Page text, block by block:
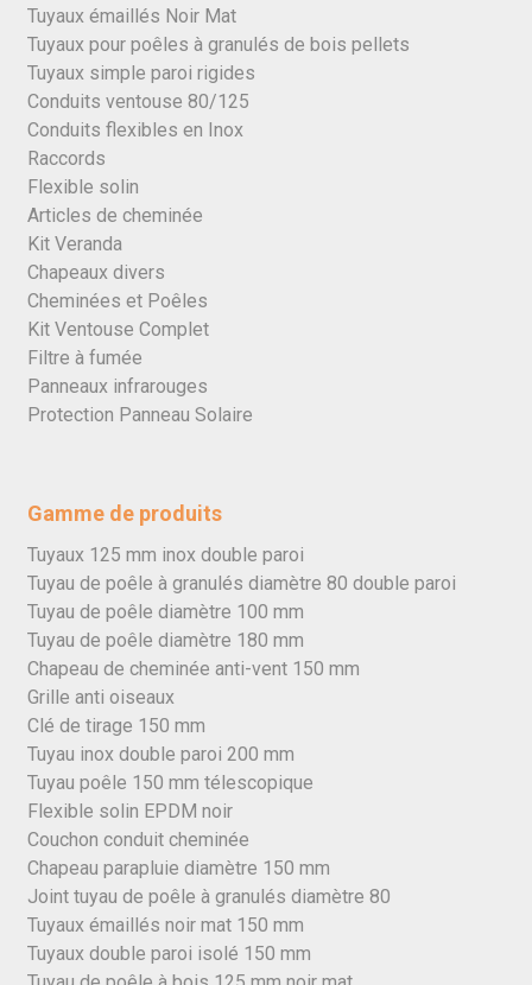
Tuyaux émaillés Noir Mat
Tuyaux pour poêles à granulés de bois pellets
Tuyaux simple paroi rigides
Conduits ventouse 80/125
Conduits flexibles en Inox
Raccords
Flexible solin
Articles de cheminée
Kit Veranda
Chapeaux divers
Cheminées et Poêles
Kit Ventouse Complet
Filtre à fumée
Panneaux infrarouges
Protection Panneau Solaire
Gamme de produits
Tuyaux 125 mm inox double paroi
Tuyau de poêle à granulés diamètre 80 double paroi
Tuyau de poêle diamètre 100 mm
Tuyau de poêle diamètre 180 mm
Chapeau de cheminée anti-vent 150 mm
Grille anti oiseaux
Clé de tirage 150 mm
Tuyau inox double paroi 200 mm
Tuyau poêle 150 mm télescopique
Flexible solin EPDM noir
Couchon conduit cheminée
Chapeau parapluie diamètre 150 mm
Joint tuyau de poêle à granulés diamètre 80
Tuyaux émaillés noir mat 150 mm
Tuyaux double paroi isolé 150 mm